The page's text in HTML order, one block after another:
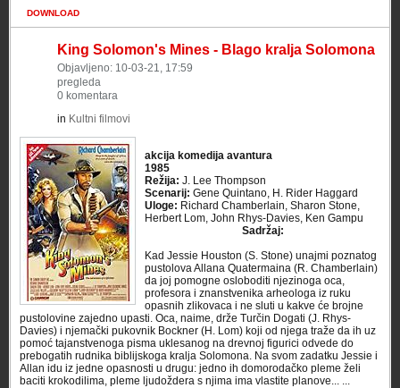
DOWNLOAD
King Solomon's Mines - Blago kralja Solomona
Objavljeno: 10-03-21, 17:59
pregleda
0 komentara
in Kultni filmovi
akcija komedija avantura
1985
Režija: J. Lee Thompson
Scenarij: Gene Quintano, H. Rider Haggard
Uloge: Richard Chamberlain, Sharon Stone,
Herbert Lom, John Rhys-Davies, Ken Gampu
Sadržaj:
Kad Jessie Houston (S. Stone) unajmi poznatog
pustolova Allana Quatermaina (R. Chamberlain)
da joj pomogne osloboditi njezinoga oca,
profesora i znanstvenika arheologa iz ruku
opasnih zlikovaca i ne sluti u kakve će brojne
pustolovine zajedno upasti. Oca, naime, drže Turčin Dogati (J. Rhys-
Davies) i njemački pukovnik Bockner (H. Lom) koji od njega traže da ih uz
pomoć tajanstvenoga pisma uklesanog na drevnoj figurici odvede do
prebogatih rudnika biblijskoga kralja Solomona. Na svom zadatku Jessie i
Allan idu iz jedne opasnosti u drugu: jedno ih domorodačko pleme želi
baciti krokodilima, pleme ljudoždera s njima ima vlastite planove... ...